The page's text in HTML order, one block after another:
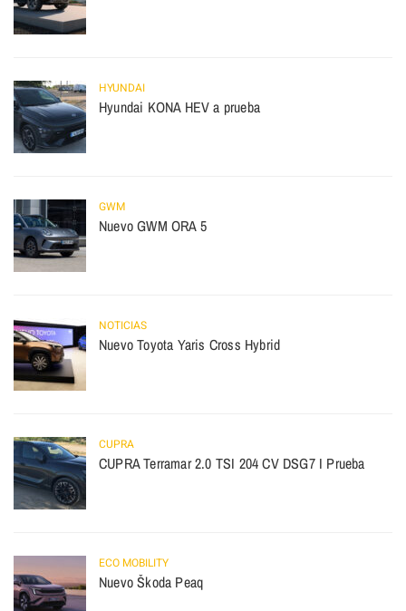
HYUNDAI
Hyundai KONA HEV a prueba
GWM
Nuevo GWM ORA 5
NOTICIAS
Nuevo Toyota Yaris Cross Hybrid
CUPRA
CUPRA Terramar 2.0 TSI 204 CV DSG7 I Prueba
ECO MOBILITY
Nuevo Škoda Peaq